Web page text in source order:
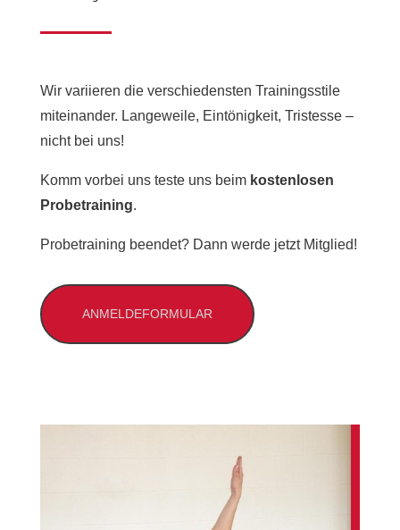
Wir variieren die verschiedensten Trainingsstile
miteinander. Langeweile, Eintönigkeit, Tristesse –
nicht bei uns!
Komm vorbei uns teste uns beim kostenlosen
Probetraining.
Probetraining beendet? Dann werde jetzt Mitglied!
ANMELDEFORMULAR